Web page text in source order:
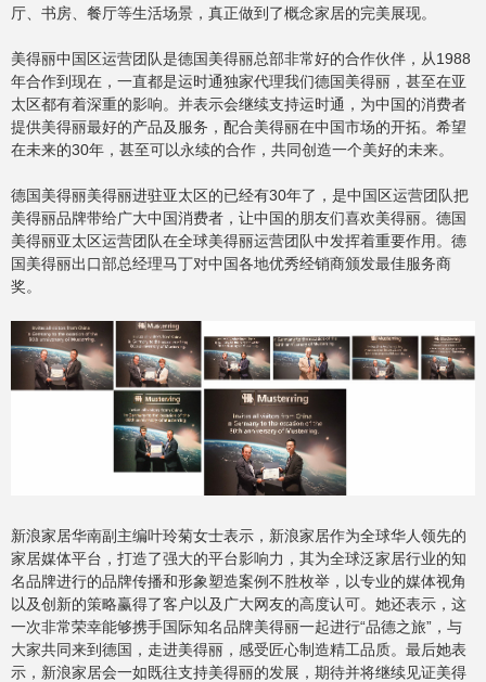
厅、书房、餐厅等生活场景，真正做到了概念家居的完美展现。
美得丽中国区运营团队是德国美得丽总部非常好的合作伙伴，从1988
年合作到现在，一直都是运时通独家代理我们德国美得丽，甚至在亚
太区都有着深重的影响。并表示会继续支持运时通，为中国的消费者
提供美得丽最好的产品及服务，配合美得丽在中国市场的开拓。希望
在未来的30年，甚至可以永续的合作，共同创造一个美好的未来。
德国美得丽美得丽进驻亚太区的已经有30年了，是中国区运营团队把
美得丽品牌带给广大中国消费者，让中国的朋友们喜欢美得丽。德国
美得丽亚太区运营团队在全球美得丽运营团队中发挥着重要作用。德
国美得丽出口部总经理马丁对中国各地优秀经销商颁发最佳服务商
奖。
新浪家居华南副主编叶玲菊女士表示，新浪家居作为全球华人领先的
家居媒体平台，打造了强大的平台影响力，其为全球泛家居行业的知
名品牌进行的品牌传播和形象塑造案例不胜枚举，以专业的媒体视角
以及创新的策略赢得了客户以及广大网友的高度认可。她还表示，这
一次非常荣幸能够携手国际知名品牌美得丽一起进行“品德之旅”，与
大家共同来到德国，走进美得丽，感受匠心制造精工品质。最后她表
示，新浪家居会一如既往支持美得丽的发展，期待并将继续见证美得